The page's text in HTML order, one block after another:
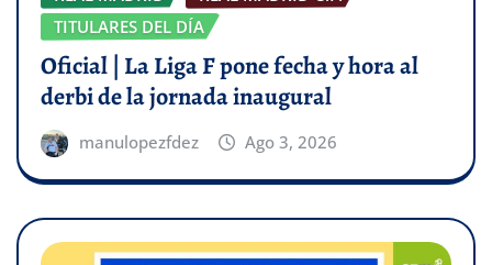
TITULARES DEL DÍA
Oficial | La Liga F pone fecha y hora al
derbi de la jornada inaugural
manulopezfdez Ago 3, 2026